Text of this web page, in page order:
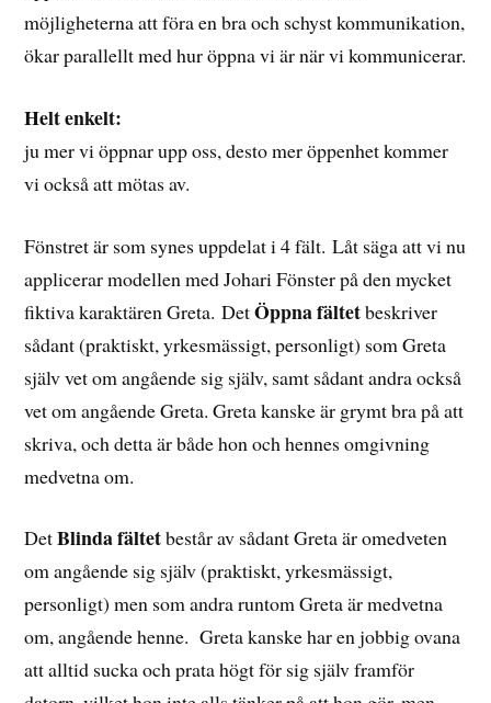
möjligheterna att föra en bra och schyst kommunikation,
ökar parallellt med hur öppna vi är när vi kommunicerar.
Helt enkelt:
ju mer vi öppnar upp oss, desto mer öppenhet kommer
vi också att mötas av.
Fönstret är som synes uppdelat i 4 fält. Låt säga att vi nu
applicerar modellen med Johari Fönster på den mycket
fiktiva karaktären Greta. DetÖppna fältetbeskriver
sådant (praktiskt, yrkesmässigt, personligt) som Greta
själv vet om angående sig själv, samt sådant andra också
vet om angående Greta. Greta kanske är grymt bra på att
skriva, och detta är både hon och hennes omgivning
medvetna om.
DetBlinda fältetbestår av sådant Greta är omedveten
om angående sig själv (praktiskt, yrkesmässigt,
personligt) men som andra runtom Greta är medvetna
om, angående henne. Greta kanske har en jobbig ovana
att alltid sucka och prata högt för sig själv framför